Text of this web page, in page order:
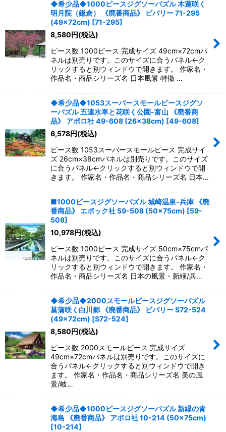
◆希少品◆1000ピースジグソーパズル 木蓮咲く
明月院（鎌倉） 《廃番商品》 ビバリー 71-295
(49×72cm) [71-295]
8,580円(税込)
ピース数 1000ピース 完成サイズ 49cm×72cmパ
ネルは別売りです。このサイズに合うパネル←ク
リックすると別ウィンドウで開きます。 作家名・
作品名・商品シリーズ名 日本風景 特徴 …
◆希少品◆1053スーパースモールピースジグソ
ーパズル 五連水車と花咲く公園-富山 《廃番商
品》 アポロ社 49-608 (26×38cm) [49-608]
6,578円(税込)
ピース数 1053スーパースモールピース 完成サイ
ズ 26cm×38cmパネルは別売りです。このサイズ
に合うパネル←クリックすると別ウィンドウで開
きます。 作家名・作品名・商品シリーズ名 日本…
■1000ピースジグソーパズル 城崎温泉-兵庫 《廃
番商品》 エポック社 59-508 (50×75cm) [59-
508]
10,978円(税込)
ピース数 1000ピース 完成サイズ 50cm×75cmパ
ネルは別売りです。このサイズに合うパネル←ク
リックすると別ウィンドウで開きます。 作家名・
作品名・商品シリーズ名 日本の風景・新緑/兵…
◆希少品◆2000スモールピースジグソーパズル
菖蒲咲く白川郷 《廃番商品》 ビバリー S72-524
(49×72cm) [S72-524]
8,580円(税込)
ピース数 2000スモールピース 完成サイズ
49cm×72cmパネルは別売りです。このサイズに
合うパネル←クリックすると別ウィンドウで開き
ます。 作家名・作品名・商品シリーズ名 美の風
景/岐…
◆希少品◆1000ピースジグソーパズル 新緑の青
海島 《廃番商品》 アポロ社 10-214 (50×75cm)
[10-214]